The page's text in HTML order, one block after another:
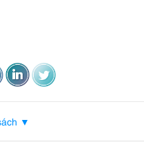
▼